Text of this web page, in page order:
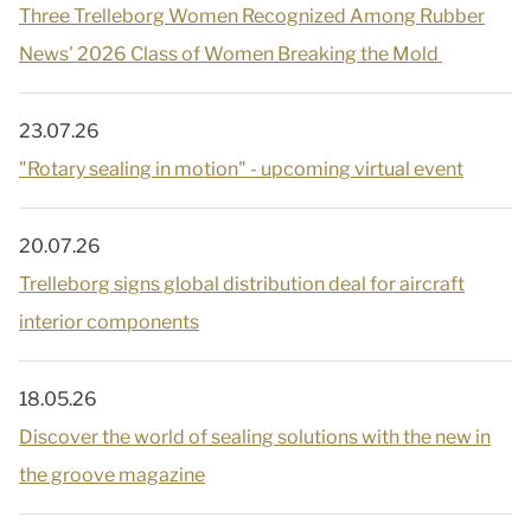
Three Trelleborg Women Recognized Among Rubber
News' 2026 Class of Women Breaking the Mold
23.07.26
"Rotary sealing in motion" - upcoming virtual event
20.07.26
Trelleborg signs global distribution deal for aircraft
interior components
18.05.26
Discover the world of sealing solutions with the new in
the groove magazine